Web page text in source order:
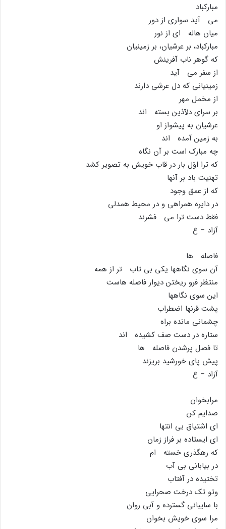
مبارکباد
مى آید سوارى از دور
میان هاله اى از نور
مبارکباد، بر عرشیان، بر زمینیان
که گوهر ناب آفرینش
از سفر مى آید
زمینیانى که دل عرشى دارند
از مخمل مهر
بر سراى دلآذین بسته اند
عرشیان به پیشواز او
به زمین آمده اند
چه مبارک است بر آن نگاه
که ترا اوّل بار در قاب خویش به تصویر کشد
تهنیت باد بر آنها
که از عمق وجود
در دایره همراهى و در محیط همدلى
فقط دست ترا مى فشرند
آزاد – ع
فاصله ها
آن سوى نگاهها یکى بى تاب تر از همه
منتظر فرو ریختن دیوار فاصله هاست
این سوى نگاهها
پشت قرنها اضطراب
چشمانى مانده براه
ستاره در دست صف کشیده اند
تا فصل پرشدن فاصله ها
پیش پاى خورشید بریزند
آزاد – ع
مرابخوان
صدایم کن
اى اشتیاق بى انتها
اى ایستاده بر فراز زمان
که رهگذرى خسته ام
در بیابانى بى آب
تختیده در آفتاب
وتو تک درخت صحرایى
با سایبانى گسترده و آبى روان
مرا سوى خویش بخوان